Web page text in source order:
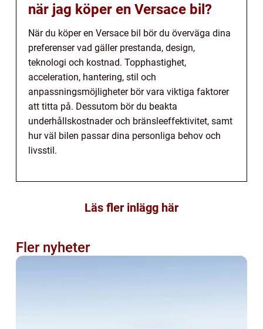
när jag köper en Versace bil?
När du köper en Versace bil bör du överväga dina
preferenser vad gäller prestanda, design,
teknologi och kostnad. Topphastighet,
acceleration, hantering, stil och
anpassningsmöjligheter bör vara viktiga faktorer
att titta på. Dessutom bör du beakta
underhållskostnader och bränsleeffektivitet, samt
hur väl bilen passar dina personliga behov och
livsstil.
Läs fler inlägg här
Fler nyheter